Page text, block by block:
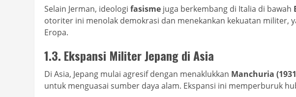
Selain Jerman, ideologi fasisme juga berkembang di Italia di bawah
otoriter ini menolak demokrasi dan menekankan kekuatan militer,
Eropa.
1.3. Ekspansi Militer Jepang di Asia
Di Asia, Jepang mulai agresif dengan menaklukkan Manchuria
untuk menguasai sumber daya alam. Ekspansi ini memperburuk